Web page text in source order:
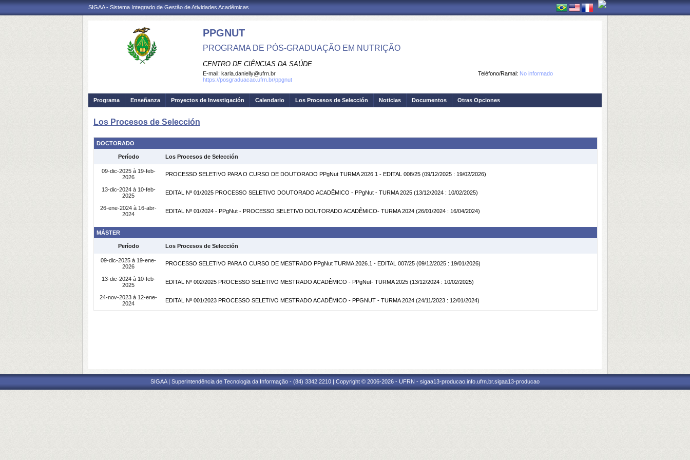
SIGAA - Sistema Integrado de Gestão de Atividades Acadêmicas
PPGNUT
PROGRAMA DE PÓS-GRADUAÇÃO EM NUTRIÇÃO
CENTRO DE CIÊNCIAS DA SAÚDE
Teléfono/Ramal: No informado
E-mail: karla.danielly@ufrn.br
https://posgraduacao.ufrn.br/ppgnut
Programa Enseñanza Proyectos de Investigación Calendario Los Procesos de Selección Noticias Documentos Otras Opciones
Los Procesos de Selección
DOCTORADO
Período Los Procesos de Selección
09-dic-2025 à 19-feb-
2026
PROCESSO SELETIVO PARA O CURSO DE DOUTORADO PPgNut TURMA 2026.1 - EDITAL 008/25 (09/12/2025 : 19/02/2026)
13-dic-2024 à 10-feb-
2025
EDITAL Nº 01/2025 PROCESSO SELETIVO DOUTORADO ACADÊMICO - PPgNut - TURMA 2025 (13/12/2024 : 10/02/2025)
26-ene-2024 à 16-abr-
2024
EDITAL Nº 01/2024 - PPgNut - PROCESSO SELETIVO DOUTORADO ACADÊMICO- TURMA 2024 (26/01/2024 : 16/04/2024)
MÁSTER
Período Los Procesos de Selección
09-dic-2025 à 19-ene-
2026
PROCESSO SELETIVO PARA O CURSO DE MESTRADO PPgNut TURMA 2026.1 - EDITAL 007/25 (09/12/2025 : 19/01/2026)
13-dic-2024 à 10-feb-
2025
EDITAL Nº 002/2025 PROCESSO SELETIVO MESTRADO ACADÊMICO - PPgNut- TURMA 2025 (13/12/2024 : 10/02/2025)
24-nov-2023 à 12-ene-
2024
EDITAL Nº 001/2023 PROCESSO SELETIVO MESTRADO ACADÊMICO - PPGNUT - TURMA 2024 (24/11/2023 : 12/01/2024)
SIGAA | Superintendência de Tecnologia da Informação - (84) 3342 2210 | Copyright © 2006-2026 - UFRN - sigaa13-producao.info.ufrn.br.sigaa13-producao